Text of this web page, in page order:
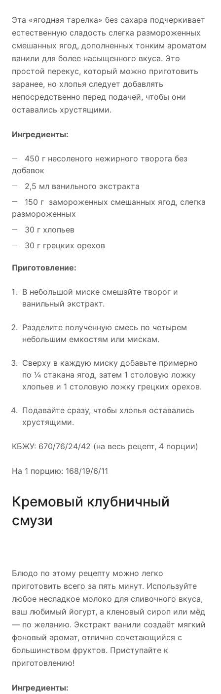
Эта «ягодная тарелка» без сахара подчеркивает
естественную сладость слегка размороженных
смешанных ягод, дополненных тонким ароматом
ванили для более насыщенного вкуса. Это
простой перекус, который можно приготовить
заранее, но хлопья следует добавлять
непосредственно перед подачей, чтобы они
оставались хрустящими.
Ингредиенты:
450 г несоленого нежирного творога без
добавок
2,5 мл ванильного экстракта
150 г замороженных смешанных ягод, слегка
размороженных
30 г хлопьев
30 г грецких орехов
Приготовление:
В небольшой миске смешайте творог и
ванильный экстракт.
Разделите полученную смесь по четырем
небольшим емкостям или мискам.
Сверху в каждую миску добавьте примерно
по ¼ стакана ягод, затем 1 столовую ложку
хлопьев и 1 столовую ложку грецких орехов.
Подавайте сразу, чтобы хлопья оставались
хрустящими.
КБЖУ: 670/76/24/42 (на весь рецепт, 4 порции)
На 1 порцию: 168/19/6/11
Кремовый клубничный
смузи
Блюдо по этому рецепту можно легко
приготовить всего за пять минут. Используйте
любое несладкое молоко для сливочного вкуса,
ваш любимый йогурт, а кленовый сироп или мёд
— по желанию. Экстракт ванили создаёт мягкий
фоновый аромат, отлично сочетающийся с
большинством фруктов. Приступайте к
приготовлению!
Ингредиенты: